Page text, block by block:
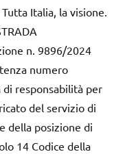
Italia, la visione.
n. 9896/2024
numero
responsabilità per
del servizio di
della posizione di
14 Codice della